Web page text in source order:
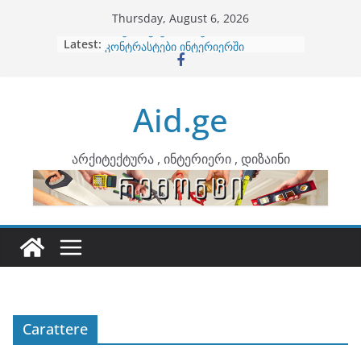
Thursday, August 6, 2026
Latest: ბინების გაერთიანება
კონტრასტები ინტერიერში
ინტერიერის დიზიანი
არტემიდი წარმოგიდგენთ
Aid.ge
არქიტექტურა , ინტერიერი , დიზაინი
Carattere